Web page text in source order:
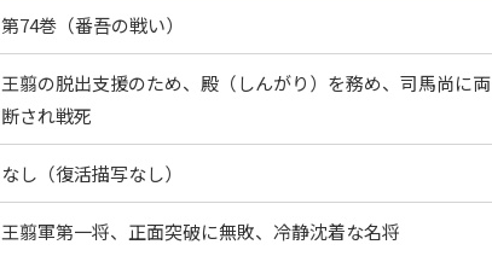
第74巻（番吾の戦い）
王翦の脱出支援のため、殿（しんがり）を務め、司馬尚に両
断され戦死
なし（復活描写なし）
王翦軍第一将、正面突破に無敗、冷静沈着な名将